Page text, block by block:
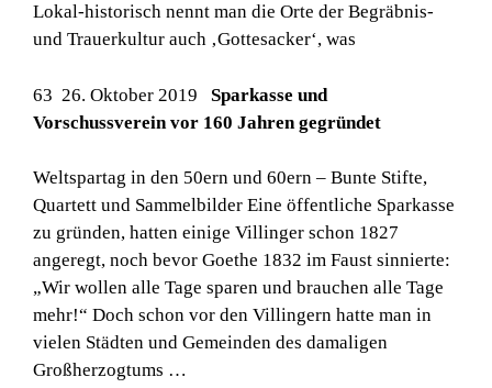
Lokal-historisch nennt man die Orte der Begräbnis-
und Trauerkultur auch ‚Gottesacker‘, was
63 26. Oktober 2019 Sparkasse und
Vorschussverein vor 160 Jahren gegründet
Weltspartag in den 50ern und 60ern – Bunte Stifte,
Quartett und Sammelbilder Eine öffentliche Sparkasse
zu gründen, hatten einige Villinger schon 1827
angeregt, noch bevor Goethe 1832 im Faust sinnierte:
„Wir wollen alle Tage sparen und brauchen alle Tage
mehr!“ Doch schon vor den Villingern hatte man in
vielen Städten und Gemeinden des damaligen
Großherzogtums …